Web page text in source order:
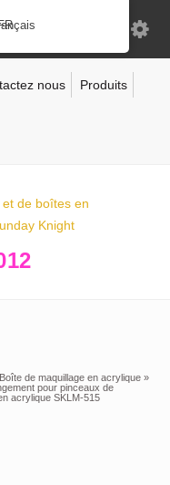
nous Produits
Boîte de maquillage en acrylique »
pour pinceaux de
acrylique SKLM-515